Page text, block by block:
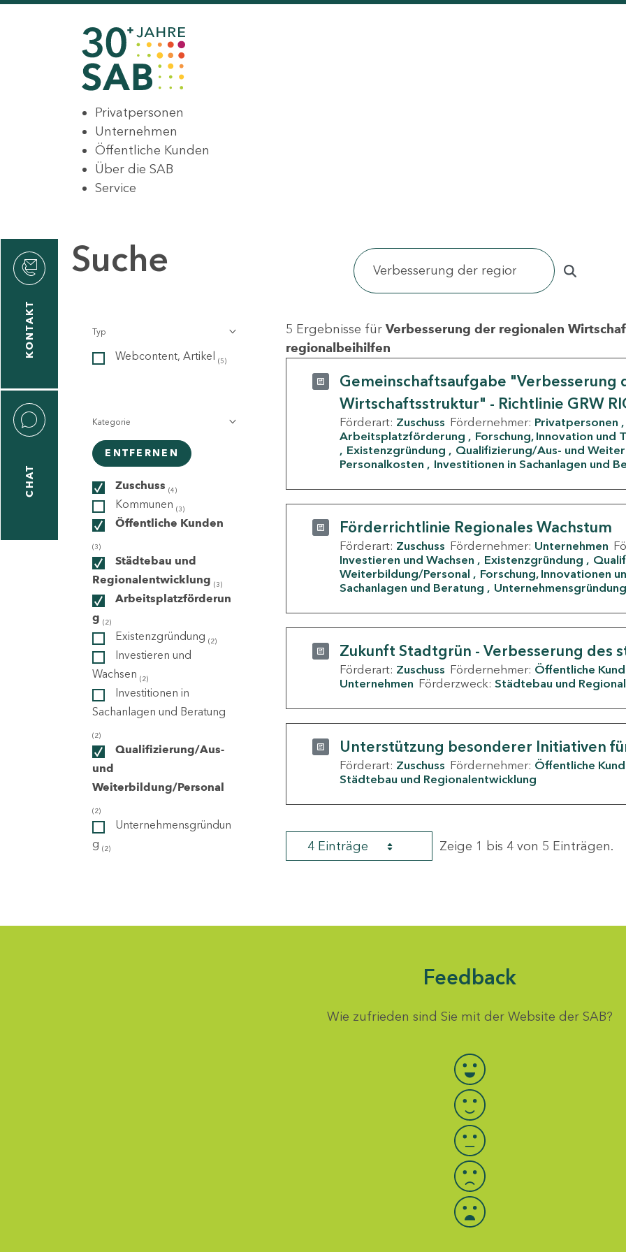
Privatpersonen
Unternehmen
Öffentliche Kunden
Über die SAB
Service
KONTAKT
CHAT
Suche
Typ
Webcontent, Artikel (5)
Kategorie
ENTFERNEN
Zuschuss (4)
Kommunen (3)
Öffentliche Kunden
(3)
Städtebau und
Regionalentwicklung (3)
Arbeitsplatzförderun
g (2)
Existenzgründung (2)
Investieren und
Wachsen (2)
Investitionen in
Sachanlagen und Beratung
(2)
Qualifizierung/Aus-
und
Weiterbildung/Personal
(2)
Unternehmensgründun
g (2)
5 Ergebnisse für Verbesserung der regionalen
regionalbeihilfen
Gemeinschaftsaufgabe "Verbesserung
Wirtschaftsstruktur" - Richtlinie GRW
Förderart: Zuschuss Fördernehmer: Privatpersonen
Arbeitsplatzförderung
Forschung, Innovation und
Existenzgründung
Qualifizierung/Aus- und
Personalkosten
Investitionen in Sachanlagen und
Förderrichtlinie Regionales Wachstum
Förderart: Zuschuss Fördernehmer: Unternehmen
Investieren und Wachsen
Existenzgründung
Weiterbildung/Personal
Forschung, Innovationen
Sachanlagen und Beratung
Unternehmensgründung
Zukunft Stadtgrün - Verbesserung des
Förderart: Zuschuss Fördernehmer: Öffentliche
Unternehmen Förderzweck: Städtebau und
Unterstützung besonderer Initiativen
Förderart: Zuschuss Fördernehmer: Öffentliche
Städtebau und Regionalentwicklung
4 Einträge Zeige 1 bis 4 von 5 Einträgen.
Feedback
Wie zufrieden sind Sie mit der Website der SAB?
Bewertung auswählen